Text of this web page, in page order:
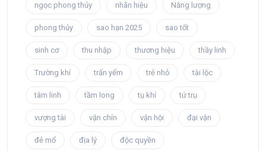
ngọc phong thủy nhãn hiệu Năng lượng
phong thủy sao hạn 2025 sao tốt
sinh cơ thu nhập thương hiệu thầy linh
Trường khí trấn yểm trẻ nhỏ tài lộc
tâm linh tầm long tụ khí tứ trụ
vượng tài vận chín vận hội đại vận
đẻ mổ địa lý độc quyền